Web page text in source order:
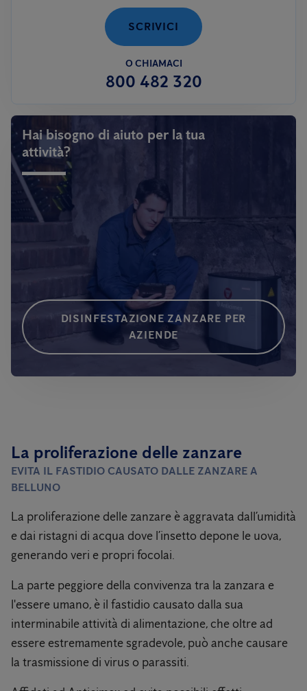
SCRIVICI
O CHIAMACI
800 482 320
Hai bisogno di aiuto per la tua
attività?
DISINFESTAZIONE ZANZARE PER
AZIENDE
La proliferazione delle zanzare
EVITA IL FASTIDIO CAUSATO DALLE ZANZARE A
BELLUNO
La proliferazione delle zanzare è aggravata dall’umidità
e dai ristagni di acqua dove l’insetto depone le uova,
generando veri e propri focolai.
La parte peggiore della convivenza tra la zanzara e
l'essere umano, è il fastidio causato dalla sua
interminabile attività di alimentazione, che oltre ad
essere estremamente sgradevole, può anche causare
la trasmissione di virus o parassiti.